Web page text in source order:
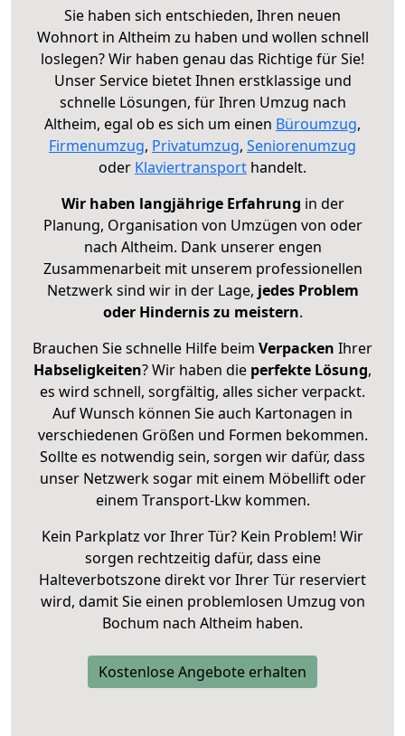
Sie haben sich entschieden, Ihren neuen
Wohnort in Altheim zu haben und wollen schnell
loslegen? Wir haben genau das Richtige für Sie!
Unser Service bietet Ihnen erstklassige und
schnelle Lösungen, für Ihren Umzug nach
Altheim, egal ob es sich um einen Büroumzug,
Firmenumzug, Privatumzug, Seniorenumzug
oder Klaviertransport handelt.
Wir haben langjährige Erfahrung in der
Planung, Organisation von Umzügen von oder
nach Altheim. Dank unserer engen
Zusammenarbeit mit unserem professionellen
Netzwerk sind wir in der Lage, jedes Problem
oder Hindernis zu meistern.
Brauchen Sie schnelle Hilfe beim Verpacken Ihrer
Habseligkeiten? Wir haben die perfekte Lösung,
es wird schnell, sorgfältig, alles sicher verpackt.
Auf Wunsch können Sie auch Kartonagen in
verschiedenen Größen und Formen bekommen.
Sollte es notwendig sein, sorgen wir dafür, dass
unser Netzwerk sogar mit einem Möbellift oder
einem Transport-Lkw kommen.
Kein Parkplatz vor Ihrer Tür? Kein Problem! Wir
sorgen rechtzeitig dafür, dass eine
Halteverbotszone direkt vor Ihrer Tür reserviert
wird, damit Sie einen problemlosen Umzug von
Bochum nach Altheim haben.
Kostenlose Angebote erhalten